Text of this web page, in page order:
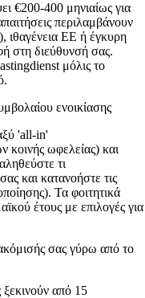
€200-400 μηνιαίως για
περιλαμβάνουν
ιθαγένεια ΕΕ ή έγκυρη
στη διεύθυνσή σας.
μόλις το
ενοικίασης
'all-in'
ωφελείας) και
τι
και κατανοήστε τις
Τα φοιτητικά
έτους με επιλογές για
σας γύρω από το
ξεκινούν από 15